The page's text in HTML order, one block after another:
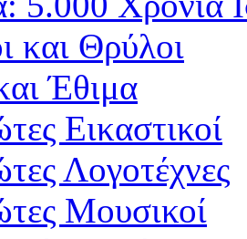
και Θρύλοι
Έθιμα
Εικαστικοί
Λογοτέχνες
Μουσικοί